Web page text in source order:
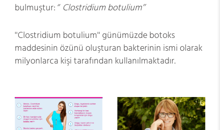
bulmuştur: ‘’ Clostridium botulium’’
''Clostridium botulium'' günümüzde botoks
maddesinin özünü oluşturan bakterinin ismi olarak
milyonlarca kişi tarafından kullanılmaktadır.